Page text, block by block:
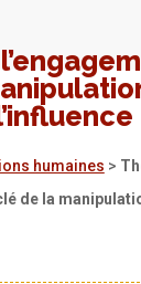
humaines >
de la